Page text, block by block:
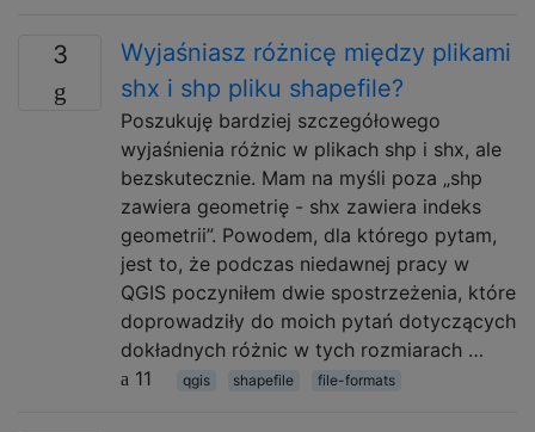
3
Wyjaśniasz różnicę między plikami
shx i shp pliku shapefile?
Poszukuję bardziej szczegółowego
wyjaśnienia różnic w plikach shp i shx, ale
bezskutecznie. Mam na myśli poza „shp
zawiera geometrię - shx zawiera indeks
geometrii”. Powodem, dla którego pytam,
jest to, że podczas niedawnej pracy w
QGIS poczyniłem dwie spostrzeżenia, które
doprowadziły do ​​moich pytań dotyczących
dokładnych różnic w tych rozmiarach …
11
qgis shapefile file-formats